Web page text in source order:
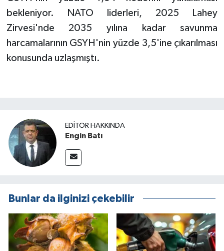
bekleniyor. NATO liderleri, 2025 Lahey
Zirvesi'nde 2035 yılına kadar savunma
harcamalarının GSYH'nin yüzde 3,5'ine çıkarılması
konusunda uzlaşmıştı.
EDITÖR HAKKINDA
Engin Batı
Bunlar da ilginizi çekebilir